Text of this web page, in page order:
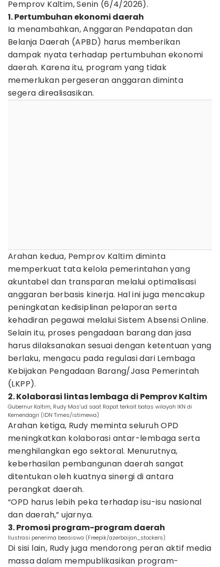
Pemprov Kaltim, Senin (6/4/2026).
1. Pertumbuhan ekonomi daerah
Ia menambahkan, Anggaran Pendapatan dan
Belanja Daerah (APBD) harus memberikan
dampak nyata terhadap pertumbuhan ekonomi
daerah. Karena itu, program yang tidak
memerlukan pergeseran anggaran diminta
segera direalisasikan.
Arahan kedua, Pemprov Kaltim diminta
memperkuat tata kelola pemerintahan yang
akuntabel dan transparan melalui optimalisasi
anggaran berbasis kinerja. Hal ini juga mencakup
peningkatan kedisiplinan pelaporan serta
kehadiran pegawai melalui Sistem Absensi Online.
Selain itu, proses pengadaan barang dan jasa
harus dilaksanakan sesuai dengan ketentuan yang
berlaku, mengacu pada regulasi dari Lembaga
Kebijakan Pengadaan Barang/Jasa Pemerintah
(LKPP).
2. Kolaborasi lintas lembaga di Pemprov Kaltim
Gubernur Kaltim, Rudy Mas’ud saat Rapat terkait batas wilayah IKN di
Kemendagri (IDN Times/istimewa)
Arahan ketiga, Rudy meminta seluruh OPD
meningkatkan kolaborasi antar-lembaga serta
menghilangkan ego sektoral. Menurutnya,
keberhasilan pembangunan daerah sangat
ditentukan oleh kuatnya sinergi di antara
perangkat daerah.
“OPD harus lebih peka terhadap isu-isu nasional
dan daerah,” ujarnya.
3. Promosi program-program daerah
Ilustrasi penerima beasiswa (Freepik/azerbaijan_stockers)
Di sisi lain, Rudy juga mendorong peran aktif media
massa dalam mempublikasikan program-